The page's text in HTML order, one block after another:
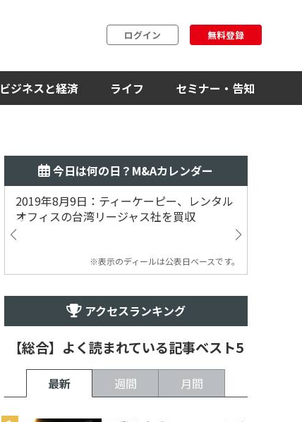
ログイン 無料登録
ビジネスと経済 ライフ セミナー・告知
今日は何の日？M&Aカレンダー
2019年8月9日：ティーケーピー、レンタル
オフィスの台湾リージャス社を買収
※表示のディールは公表日ベースです。
アクセスランキング
【総合】よく読まれている記事ベスト5
最新 週間 月間